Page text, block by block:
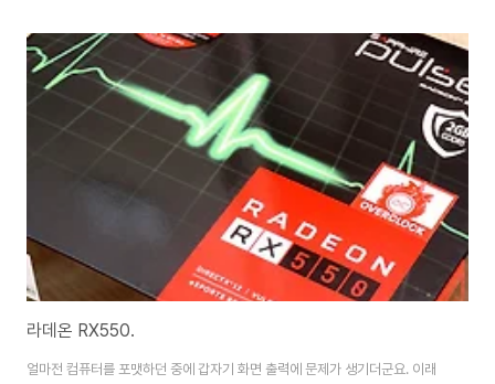
페이스 그레이 64GB 모델입니다. 왜 블랙이라는 명칭을 버리고 스페이스 그
레이를 고집하는지 도대체 모르겠어요. -_-; 용량은 고민을 좀 했지만, 기존
64GB로도 잘 쓰고 있었고, 256GB는 더더욱 비싼지라 가볍게 64GB로 결
정. 오.. 박스 열어보는거 진짜 오랜만이네요. 아이폰은 기변에 감흥이 별로 없
라데온 RX550.
얼마전 컴퓨터를 포맷하던 중에 갑자기 화면 출력에 문제가 생기더군요. 이래